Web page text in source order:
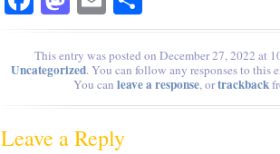
This entry was posted on December 27, 2022 at
Uncategorized. You can follow any responses to this
You can leave a response, ortrackback
Leave a Reply